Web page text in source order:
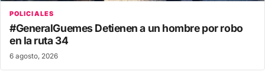
POLICIALES
#GeneralGuemes Detienen a un hombre por robo
en la ruta 34
6 agosto, 2026